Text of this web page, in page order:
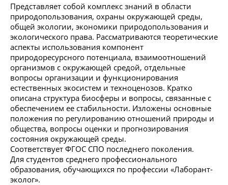
Представляет собой комплекс знаний в области
природопользования, охраны окружающей среды,
общей экологии, экономики природопользования и
экологического права. Рассматриваются теоретические
аспекты использования компонент
природоресурсного потенциала, взаимоотношений
организмов с окружающей средой, отдельные
вопросы организации и функционирования
естественных экосистем и техноценозов. Кратко
описана структура биосферы и вопросы, связанные с
обеспечением ее стабильности. Изложены основные
положения по регулированию отношений природы и
общества, вопросы оценки и прогнозирования
состояния окружающей среды.
Соответствует ФГОС СПО последнего поколения.
Для студентов среднего профессионального
образования, обучающихся по профессии «Лаборант-
эколог».